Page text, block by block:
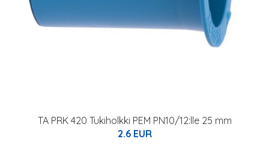
TA PRK 420 Tukiholkki PEM PN10/12:lle 25 mm
2.6 EUR